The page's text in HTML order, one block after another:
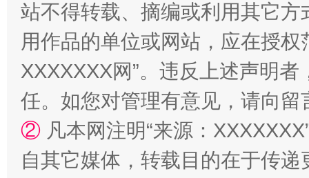
国家大学科技园优化重塑工作
站不得转载、摘编或利用其它
用作品的单位或网站，应在授
XXXXXXX网”。违反上述声明
任。如您对管理有意见，请向
② 凡本网注明“来源：
自其它媒体，转载目的在于传